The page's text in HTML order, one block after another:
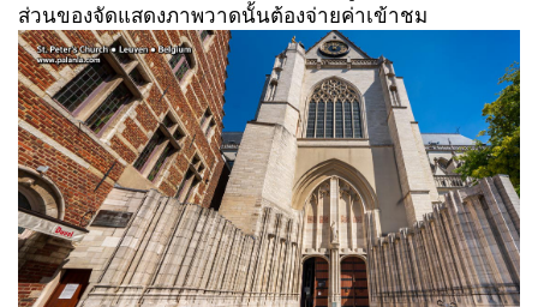
ส่วนของจัดแสดงภาพวาดนั้นต้องจ่ายค่าเข้าชม